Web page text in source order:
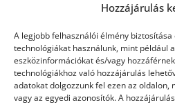
Hozzájárulás
A legjobb felhasználói élmény
technológiákat használunk, mint például
eszközinformációkat és/vagy
technológiákhoz való hozzájárulás
adatokat dolgozzunk fel ezen az oldalon,
vagy az egyedi azonosítók. A
Szolgáltatás
Vásárlás